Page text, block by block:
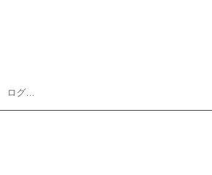
ログイン